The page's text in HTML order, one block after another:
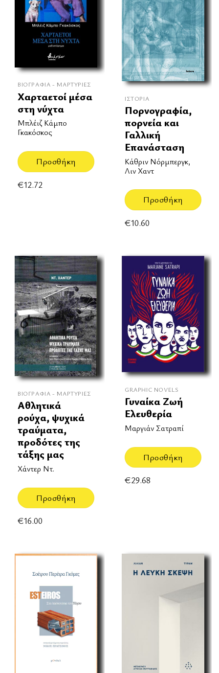
ΒΙΟΓΡΑΦΊΑ - ΜΑΡΤΥΡΊΕΣ
Χαρταετοί μέσα
στη νύχτα
Μπλέιζ Κάμπο
Γκακόσκος
Προσθήκη
€12.72
ΙΣΤΟΡΊΑ
Πορνογραφία,
πορνεία και
Γαλλική
Επανάσταση
Κάθριν Νόρμπεργκ,
Λιν Χαντ
Προσθήκη
€10.60
ΒΙΟΓΡΑΦΊΑ - ΜΑΡΤΥΡΊΕΣ
Αθλητικά
ρούχα, ψυχικά
τραύματα,
προδότες της
τάξης μας
Χάντερ Ντ.
Προσθήκη
€16.00
GRAPHIC NOVELS
Γυναίκα Ζωή
Ελευθερία
Μαργιάν Σατραπί
Προσθήκη
€29.68